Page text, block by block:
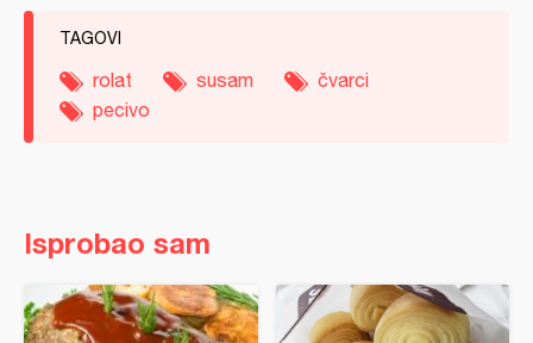
TAGOVI
rolat susam
čvarci
pecivo
Isprobao sam